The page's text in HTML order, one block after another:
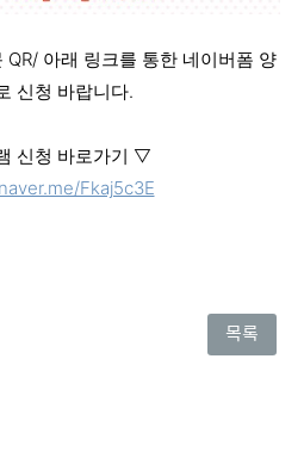
QR/ 아래 링크를 통한 네이버폼 양
신청 바랍니다.
신청 바로가기 ▽
Fkaj5c3E
목록